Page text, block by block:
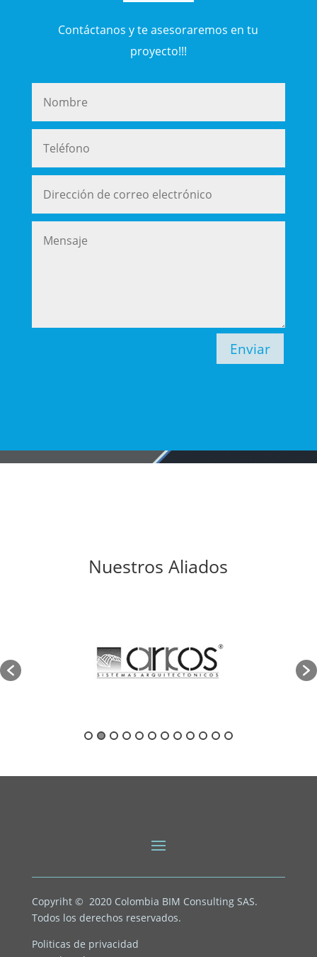
Contáctanos y te asesoraremos en tu
proyecto!!!
Enviar
Nuestros Aliados
Copyriht © 2020 Colombia BIM Consulting SAS.
Todos los derechos reservados.
Politicas de privacidad